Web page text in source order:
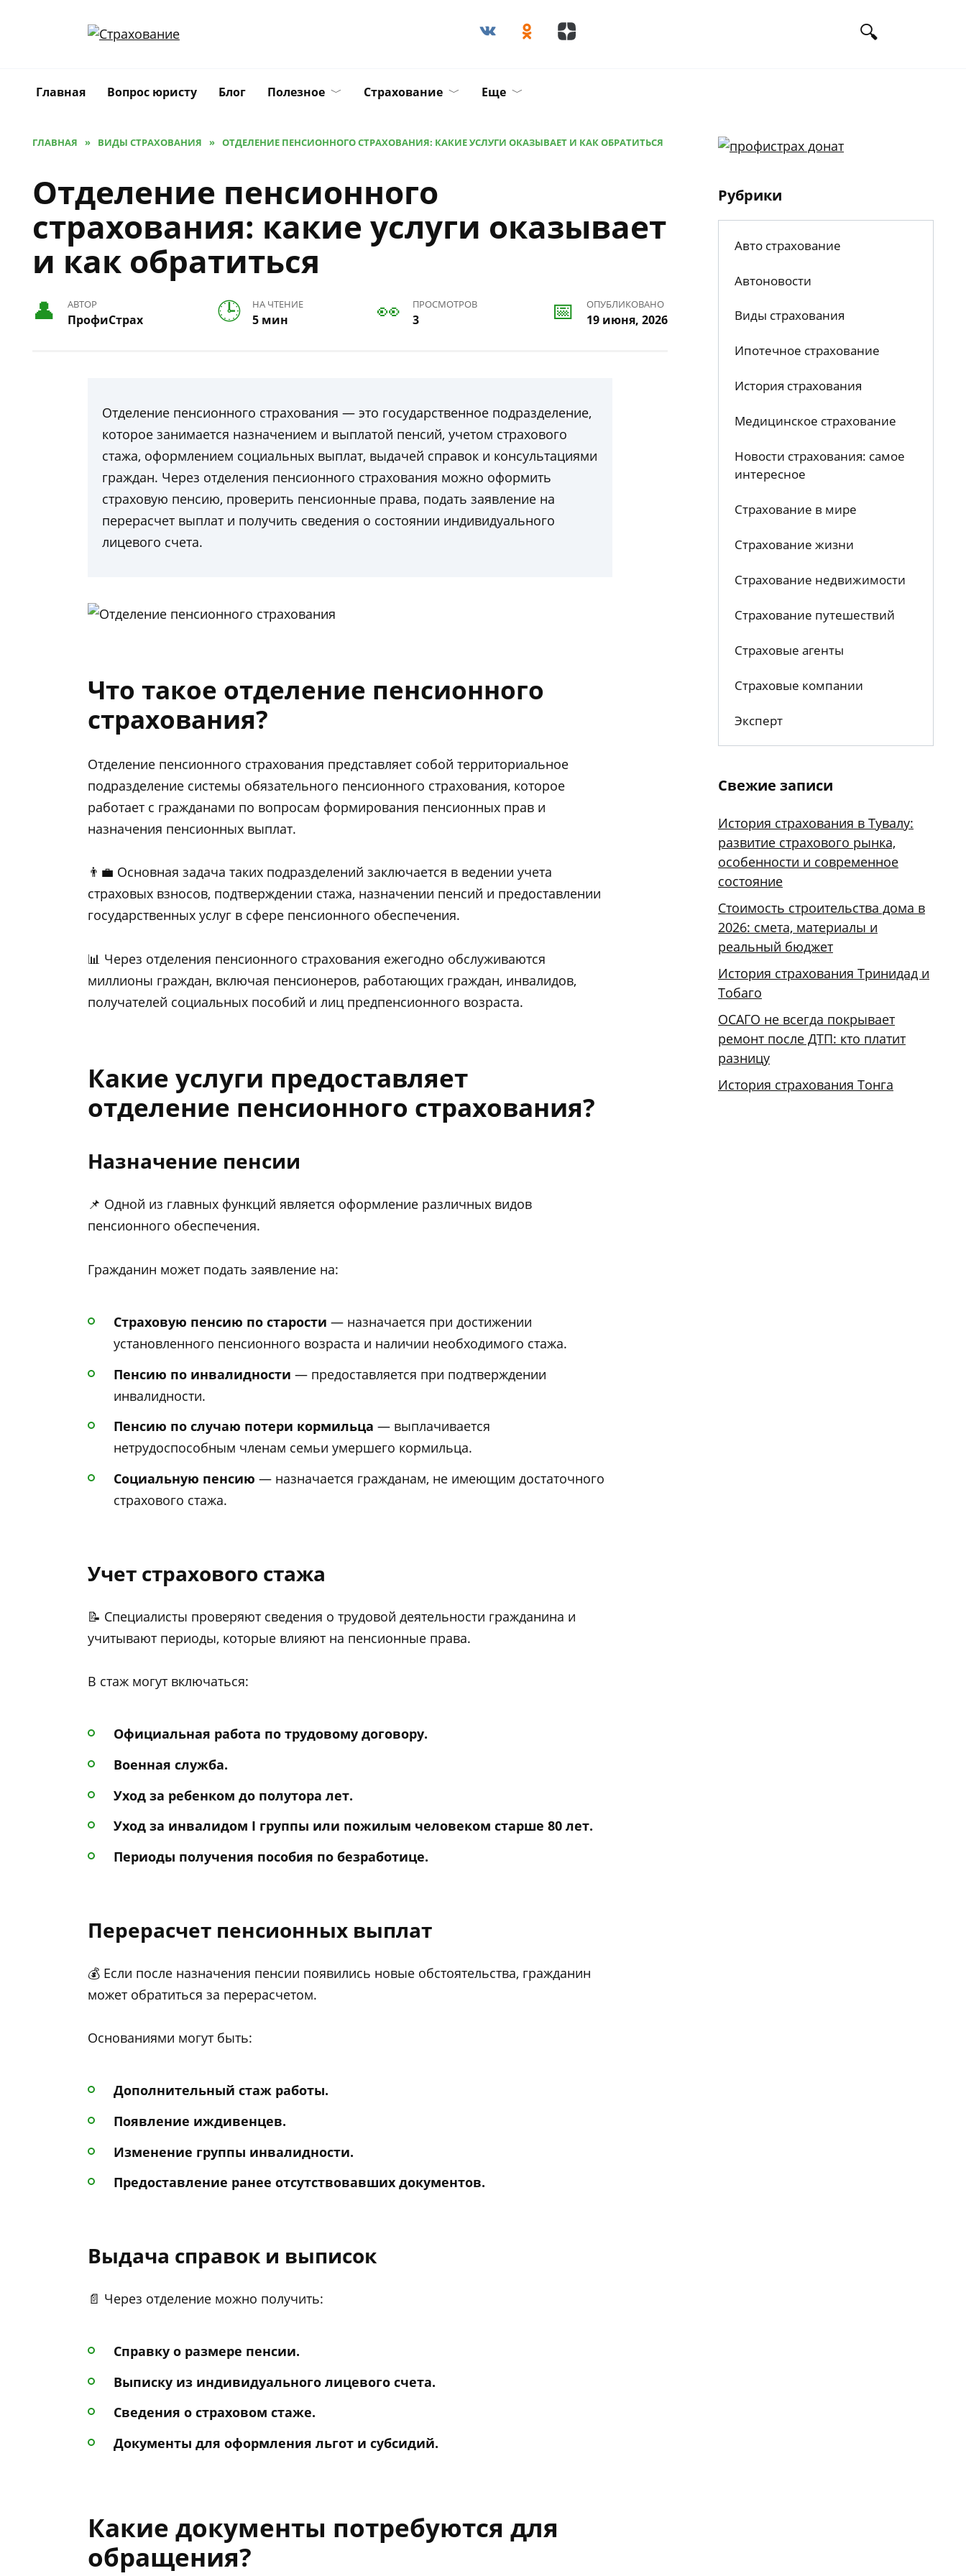
Главная Вопрос юристу Блог Полезное Страхование Еще
ГЛАВНАЯ » ВИДЫ СТРАХОВАНИЯ » ОТДЕЛЕНИЕ ПЕНСИОННОГО СТРАХОВАНИЯ: КАКИЕ УСЛУГИ ОКАЗЫВАЕТ И КАК ОБРАТИТЬСЯ
Отделение пенсионного
страхования: какие услуги оказывает
и как обратиться
АВТОР
ПрофиСтрах
НА ЧТЕНИЕ
5 мин
ПРОСМОТРОВ
3
ОПУБЛИКОВАНО
19 июня, 2026
Отделение пенсионного страхования — это государственное подразделение,
которое занимается назначением и выплатой пенсий, учетом страхового
стажа, оформлением социальных выплат, выдачей справок и консультациями
граждан. Через отделения пенсионного страхования можно оформить
страховую пенсию, проверить пенсионные права, подать заявление на
перерасчет выплат и получить сведения о состоянии индивидуального
лицевого счета.
Что такое отделение пенсионного
страхования?
Отделение пенсионного страхования представляет собой территориальное
подразделение системы обязательного пенсионного страхования, которое
работает с гражданами по вопросам формирования пенсионных прав и
назначения пенсионных выплат.
👨‍💼 Основная задача таких подразделений заключается в ведении учета
страховых взносов, подтверждении стажа, назначении пенсий и предоставлении
государственных услуг в сфере пенсионного обеспечения.
📊 Через отделения пенсионного страхования ежегодно обслуживаются
миллионы граждан, включая пенсионеров, работающих граждан, инвалидов,
получателей социальных пособий и лиц предпенсионного возраста.
Какие услуги предоставляет
отделение пенсионного страхования?
Назначение пенсии
📌 Одной из главных функций является оформление различных видов
пенсионного обеспечения.
Гражданин может подать заявление на:
Страховую пенсию по старости — назначается при достижении
установленного пенсионного возраста и наличии необходимого стажа.
Пенсию по инвалидности — предоставляется при подтверждении
инвалидности.
Пенсию по случаю потери кормильца — выплачивается
нетрудоспособным членам семьи умершего кормильца.
Социальную пенсию — назначается гражданам, не имеющим достаточного
страхового стажа.
Учет страхового стажа
📝 Специалисты проверяют сведения о трудовой деятельности гражданина и
учитывают периоды, которые влияют на пенсионные права.
В стаж могут включаться:
Официальная работа по трудовому договору.
Военная служба.
Уход за ребенком до полутора лет.
Уход за инвалидом I группы или пожилым человеком старше 80 лет.
Периоды получения пособия по безработице.
Перерасчет пенсионных выплат
💰 Если после назначения пенсии появились новые обстоятельства, гражданин
может обратиться за перерасчетом.
Основаниями могут быть:
Дополнительный стаж работы.
Появление иждивенцев.
Изменение группы инвалидности.
Предоставление ранее отсутствовавших документов.
Выдача справок и выписок
📄 Через отделение можно получить:
Справку о размере пенсии.
Выписку из индивидуального лицевого счета.
Сведения о страховом стаже.
Документы для оформления льгот и субсидий.
Какие документы потребуются для
обращения?
Рубрики
Авто страхование
Автоновости
Виды страхования
Ипотечное страхование
История страхования
Медицинское страхование
Новости страхования: самое
интересное
Страхование в мире
Страхование жизни
Страхование недвижимости
Страхование путешествий
Страховые агенты
Страховые компании
Эксперт
Свежие записи
История страхования в Тувалу:
развитие страхового рынка,
особенности и современное
состояние
Стоимость строительства дома в
2026: смета, материалы и
реальный бюджет
История страхования Тринидад и
Тобаго
ОСАГО не всегда покрывает
ремонт после ДТП: кто платит
разницу
История страхования Тонга